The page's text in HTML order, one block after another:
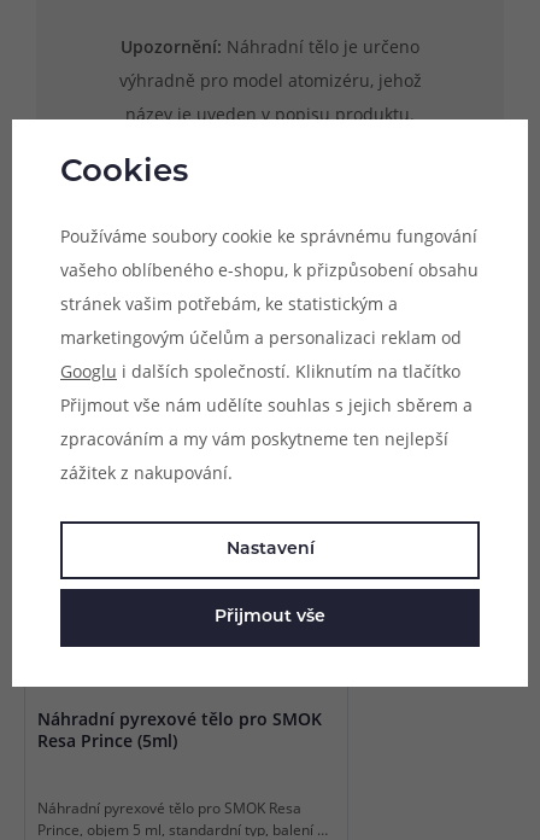
Upozornění: Náhradní tělo je určeno
výhradně pro model atomizéru, jehož
název je uveden v popisu produktu.
orientační a není zaručena kompatibilita s
rozměrově shodovat.
Parametry
Hodnocení (0)
Mohlo by se vám líbit
Náhradní pyrexové tělo pro SMOK
Resa Prince (5ml)
Náhradní pyrexové tělo pro SMOK Resa
Prince, objem 5 ml, standardní typ, balení 1
Cookies
Používáme soubory cookie ke správnému fungování
vašeho oblíbeného e-shopu, k přizpůsobení obsahu
stránek vašim potřebám, ke statistickým a
marketingovým účelům a personalizaci reklam od
Googlu i dalších společností. Kliknutím na tlačítko
Přijmout vše nám udělíte souhlas s jejich sběrem a
zpracováním a my vám poskytneme ten nejlepší
zážitek z nakupování.
Nastavení
Přijmout vše